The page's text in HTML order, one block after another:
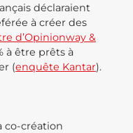
déclaraient
à créer des
d’Opinionway &
à être prêts à
(enquête Kantar).
co-création